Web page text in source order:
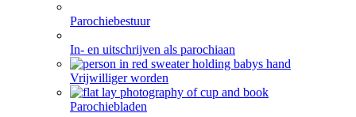
Parochiebestuur
In- en uitschrijven als parochiaan
Vrijwilliger worden
Parochiebladen